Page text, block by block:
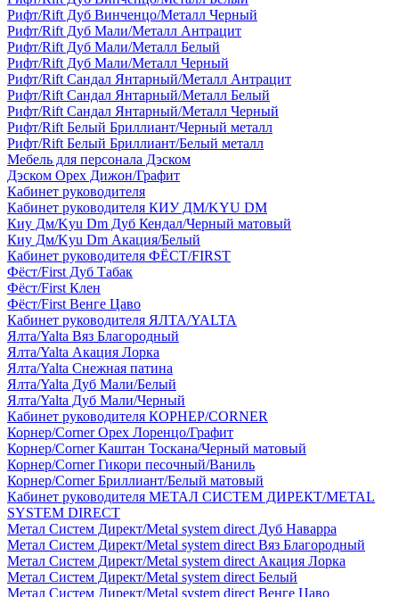
Рифт/Rift Дуб Винченцо/Металл Черный
Рифт/Rift Дуб Мали/Металл Антрацит
Рифт/Rift Дуб Мали/Металл Белый
Рифт/Rift Дуб Мали/Металл Черный
Рифт/Rift Сандал Янтарный/Металл Антрацит
Рифт/Rift Сандал Янтарный/Металл Белый
Рифт/Rift Сандал Янтарный/Металл Черный
Рифт/Rift Белый Бриллиант/Черный металл
Рифт/Rift Белый Бриллиант/Белый металл
Мебель для персонала Дэском
Дэском Орех Дижон/Графит
Кабинет руководителя
Кабинет руководителя КИУ ДМ/KYU DM
Киу Дм/Kyu Dm Дуб Кендал/Черный матовый
Киу Дм/Kyu Dm Акация/Белый
Кабинет руководителя ФЁСТ/FIRST
Фёст/First Дуб Табак
Фёст/First Клен
Фёст/First Венге Цаво
Кабинет руководителя ЯЛТА/YALTA
Ялта/Yalta Вяз Благородный
Ялта/Yalta Акация Лорка
Ялта/Yalta Снежная патина
Ялта/Yalta Дуб Мали/Белый
Ялта/Yalta Дуб Мали/Черный
Кабинет руководителя КОРНЕР/CORNER
Корнер/Corner Орех Лоренцо/Графит
Корнер/Corner Каштан Тоскана/Черный матовый
Корнер/Corner Гикори песочный/Ваниль
Корнер/Corner Бриллиант/Белый матовый
Кабинет руководителя МЕТАЛ СИСТЕМ ДИРЕКТ/METAL
SYSTEM DIRECT
Метал Систем Директ/Metal system direct Дуб Наварра
Метал Систем Директ/Metal system direct Вяз Благородный
Метал Систем Директ/Metal system direct Акация Лорка
Метал Систем Директ/Metal system direct Белый
Метал Систем Директ/Metal system direct Венге Цаво